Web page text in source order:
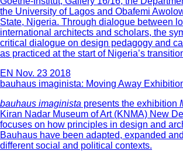
the University of Lagos and Obafemi
State, Nigeria. Through dialogue between
international architects and scholars, the
critical dialogue on design pedagogy and
as practiced at the start of Nigeria’s
EN Nov. 23 2018
bauhaus imaginista: Moving Away
bauhaus imaginista presents the exhibition
Kiran Nadar Museum of Art (KNMA) New
focuses on how principles in design and
Bauhaus have been adapted, expanded
different social and political contexts.